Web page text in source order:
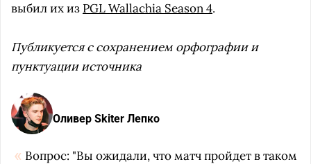
выбил их из PGL Wallachia Season 4.
Публикуется с сохранением орфографии и
пунктуации источника
Оливер Skiter Лепко
Вопрос: "Вы ожидали, что матч пройдет в таком